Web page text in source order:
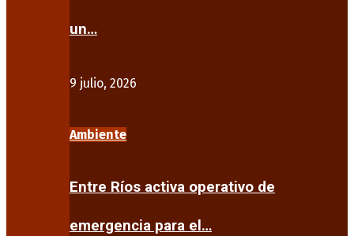
un…
9 julio, 2026
Ambiente
Entre Ríos activa operativo de
emergencia para el…